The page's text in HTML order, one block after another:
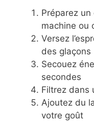
Préparez
machine ou
Versez
des glaçons
Secouez
secondes
Filtrez dans
Ajoutez du
votre goût